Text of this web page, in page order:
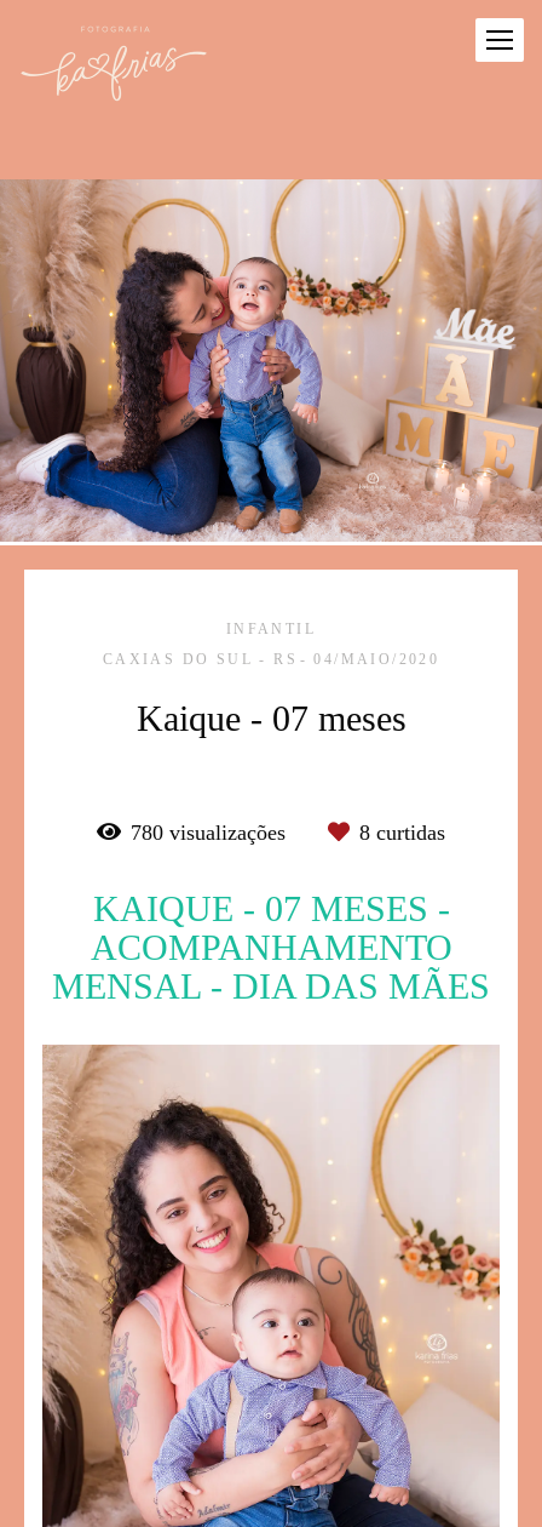
INFANTIL
CAXIAS DO SUL - RS
04/MAIO/2020
Kaique - 07 meses
780 visualizações 8 curtidas
KAIQUE - 07 MESES -
ACOMPANHAMENTO
MENSAL - DIA DAS MÃES